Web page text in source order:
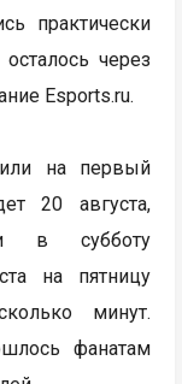
практически
через
Esports.ru.
на первый
20 августа,
в субботу
на пятницу
минут.
фанатам